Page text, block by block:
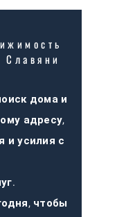
дома и
адресу,
и усилия с
чтобы